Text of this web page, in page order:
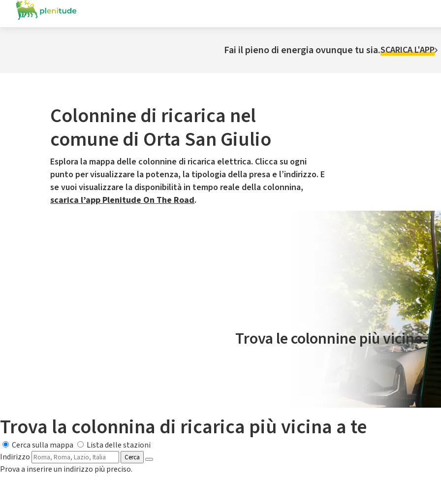
Fai il pieno di energia ovunque tu sia.SCARICA L'APP
Colonnine di ricarica nel
comune di Orta San Giulio
Esplora la mappa delle colonnine di ricarica elettrica. Clicca su ogni
punto per visualizzare la potenza, la tipologia della presa e l’indirizzo. E
se vuoi visualizzare la disponibilità in tempo reale della colonnina,
scarica l’app Plenitude On The Road.
Il servizio di mobilità elettrica è gestito da Plenitude On The Road
Trova le colonnine più vicine.
Trova la colonnina di ricarica più vicina a te
Cerca sulla mappa
Lista delle stazioni
Indirizzo
Cerca
Prova a inserire un indirizzo più preciso.